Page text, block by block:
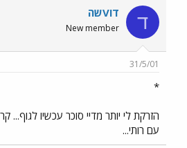
ד דוVשה
New member
31/5/01
*
הזרקת לי יותר מדיי סוכר עכשיו לגוף...
עם רותי...